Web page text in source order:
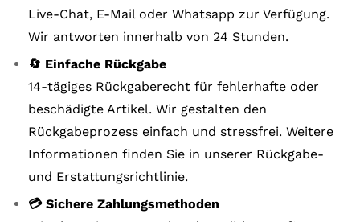
Live-Chat, E-Mail oder Whatsapp zur Verfügung.
Wir antworten innerhalb von 24 Stunden.
🔄 Einfache Rückgabe
14-tägiges Rückgaberecht für fehlerhafte oder
beschädigte Artikel. Wir gestalten den
Rückgabeprozess einfach und stressfrei. Weitere
Informationen finden Sie in unserer Rückgabe-
und Erstattungsrichtlinie.
💳 Sichere Zahlungsmethoden